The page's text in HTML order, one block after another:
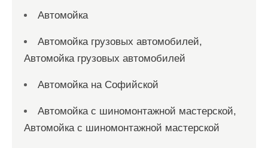
Автомойка
Автомойка грузовых автомобилей,
Автомойка грузовых автомобилей
Автомойка на Софийской
Автомойка с шиномонтажной мастерской,
Автомойка с шиномонтажной мастерской